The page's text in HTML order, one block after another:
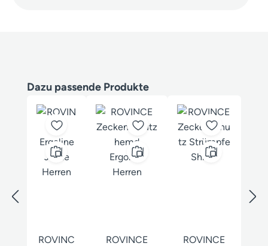
Produktgalerie überspringen
Dazu passende Produkte
ROVINC
ROVINCE
ROVINCE